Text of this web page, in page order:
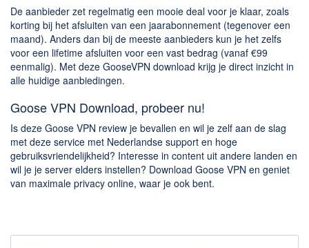
De aanbieder zet regelmatig een mooie deal voor je klaar, zoals
korting bij het afsluiten van een jaarabonnement (tegenover een
maand). Anders dan bij de meeste aanbieders kun je het zelfs
voor een lifetime afsluiten voor een vast bedrag (vanaf €99
eenmalig). Met deze GooseVPN download krijg je direct inzicht in
alle huidige aanbiedingen.
Goose VPN Download, probeer nu!
Is deze Goose VPN review je bevallen en wil je zelf aan de slag
met deze service met Nederlandse support en hoge
gebruiksvriendelijkheid? Interesse in content uit andere landen en
wil je je server elders instellen? Download Goose VPN en geniet
van maximale privacy online, waar je ook bent.